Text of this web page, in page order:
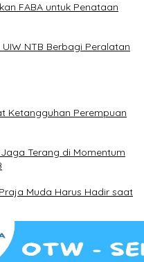
FABA untuk Penataan
UIW NTB Berbagi Peralatan
Ketangguhan Perempuan
Terang di Momentum
Muda Harus Hadir saat